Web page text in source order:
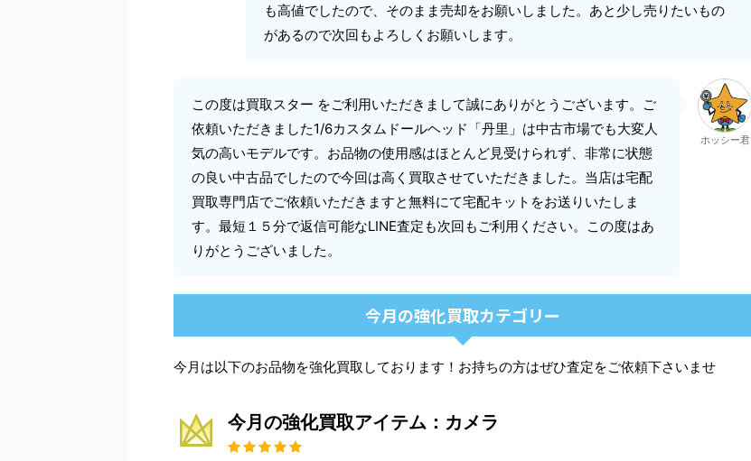
も高値でしたので、そのまま売却をお願いしました。あと少し売りたいもの
があるので次回もよろしくお願いします。
この度は買取スター をご利用いただきまして誠にありがとうございます。ご
依頼いただきました1/6カスタムドールヘッド「丹里」は中古市場でも大変人
気の高いモデルです。お品物の使用感はほとんど見受けられず、非常に状態
の良い中古品でしたので今回は高く買取させていただきました。当店は宅配
買取専門店でご依頼いただきますと無料にて宅配キットをお送りいたしま
す。最短１５分で返信可能なLINE査定も次回もご利用ください。この度はあ
りがとうございました。
ホッシー君
今月の強化買取カテゴリー
今月は以下のお品物を強化買取しております！お持ちの方はぜひ査定をご依頼下さいませ
今月の強化買取アイテム：カメラ